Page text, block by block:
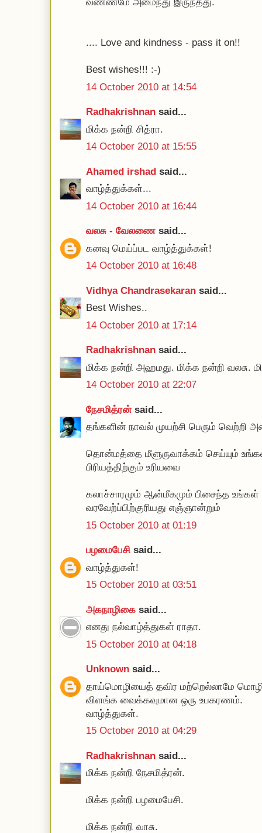
.... Love and kindness - pass it on!!
Best wishes!!! :-)
14 October 2010 at 14:54
Radhakrishnan said...
மிக்க நன்றி சித்ரா.
14 October 2010 at 15:55
Ahamed irshad said...
வாழ்த்துக்கள்...
14 October 2010 at 16:44
வலசு - வேலணைsaid...
கனவு மெய்ப்பட வாழ்த்துக்கள்!
14 October 2010 at 16:48
Vidhya Chandrasekaran said...
Best Wishes..
14 October 2010 at 17:14
Radhakrishnan said...
மிக்க நன்றி அஹமது. மிக்க நன்றி வலசு.
14 October 2010 at 22:07
நேசமித்ரன்said...
தங்களின் நாவல் முயற்சி பெரும் வெற்றி
தொன்மத்தை மீளுருவாக்கம் செய்யும் உங்கள்
பிரியத்திற்கும் உரியவை
கலாச்சாரமும் ஆன்மீகமும் பிசைந்த
வரவேற்ப்பிற்குரியது எஞ்ஞான்றும்
15 October 2010 at 01:19
பழமைபேசி said...
வாழ்த்துகள்!
15 October 2010 at 03:51
அகநாழிகை said...
எனது நல்வாழ்த்துகள் ராதா.
15 October 2010 at 04:18
Unknown said...
தாய்மொழியைத் தவிர மற்றெல்லாமே
விளங்க வைக்கவுமான ஒரு உபகரணம்.
வாழ்த்துகள்.
15 October 2010 at 04:29
Radhakrishnan said...
மிக்க நன்றி நேசமித்ரன்.
மிக்க நன்றி பழமைபேசி.
மிக்க நன்றி வாசு.